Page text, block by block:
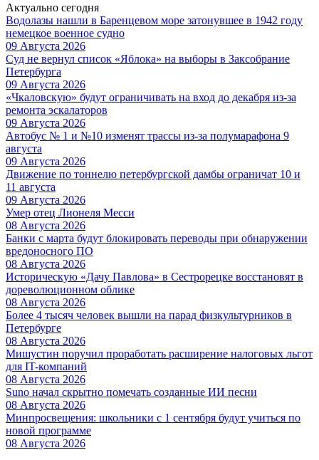
Актуально сегодня
Водолазы нашли в Баренцевом море затонувшее в 1942 году
немецкое военное судно
09 Августа 2026
Суд не вернул список «Яблока» на выборы в Заксобрание
Петербурга
09 Августа 2026
«Чкаловскую» будут ограничивать на вход до декабря из-за
ремонта эскалаторов
09 Августа 2026
Автобус № 1 и №10 изменят трассы из-за полумарафона 9
августа
09 Августа 2026
Движение по тоннелю петербургской дамбы ограничат 10 и
11 августа
09 Августа 2026
Умер отец Лионеля Месси
08 Августа 2026
Банки с марта будут блокировать переводы при обнаружении
вредоносного ПО
08 Августа 2026
Историческую «Дачу Павлова» в Сестрорецке восстановят в
дореволюционном облике
08 Августа 2026
Более 4 тысяч человек вышли на парад физкультурников в
Петербурге
08 Августа 2026
Мишустин поручил проработать расширение налоговых льгот
для IT-компаний
08 Августа 2026
Suno начал скрытно помечать созданные ИИ песни
08 Августа 2026
Минпросвещения: школьники с 1 сентября будут учиться по
новой программе
08 Августа 2026